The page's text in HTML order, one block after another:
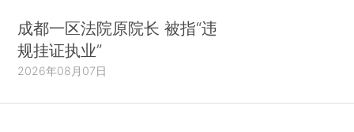
成都一区法院原院长 被指“违
规挂证执业”
2026年08月07日